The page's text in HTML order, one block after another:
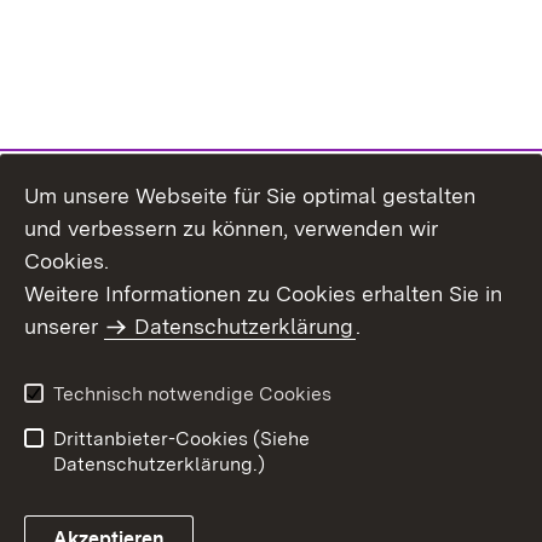
Benutzungshinweise
Erklärung zur
Um unsere Webseite für Sie optimal gestalten
und verbessern zu können, verwenden wir
Cookies.
Weitere Informationen zu Cookies erhalten Sie in
unserer
Datenschutzerklärung.
Technisch notwendige Cookies
Drittanbieter-Cookies (Siehe
Datenschutzerklärung.)